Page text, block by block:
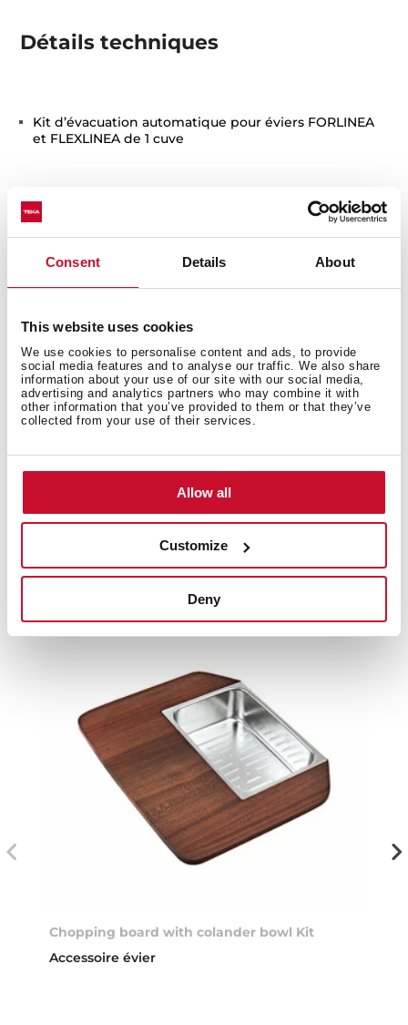
Consent Details About
This website uses cookies
We use cookies to personalise content and ads, to provide
social media features and to analyse our traffic. We also share
information about your use of our site with our social media,
advertising and analytics partners who may combine it with
other information that you’ve provided to them or that they’ve
collected from your use of their services.
Allow all
Customize
Deny
Détails techniques
Kit d’évacuation automatique pour éviers FORLINEA
et FLEXLINEA de 1 cuve
intéressé par
Fiche produit
Produits associés
Chopping board with colander bowl Kit
Accessoire évier